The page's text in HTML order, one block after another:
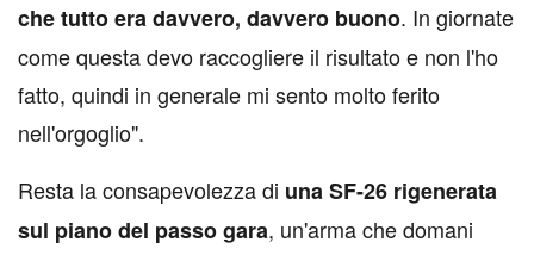
che tutto era davvero, davvero buono. In giornate
come questa devo raccogliere il risultato e non l'ho
fatto, quindi in generale mi sento molto ferito
nell'orgoglio".
Resta la consapevolezza di una SF-26 rigenerata
sul piano del passo gara, un'arma che domani